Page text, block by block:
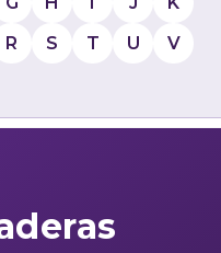
R S T U
V